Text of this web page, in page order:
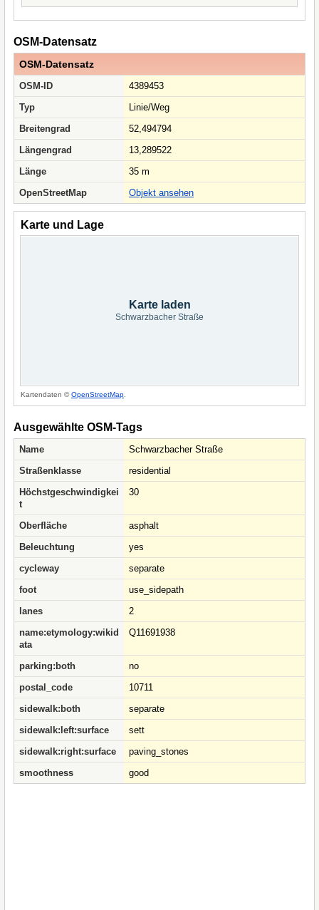
OSM-Datensatz
OSM-Datensatz
OSM-ID
4389453
Typ
Linie/Weg
Breitengrad
52,494794
Längengrad
13,289522
Länge
35 m
OpenStreetMap
Objekt ansehen
Karte und Lage
Karte laden
Schwarzbacher Straße
Kartendaten ©OpenStreetMap
Ausgewählte OSM-Tags
Name
Schwarzbacher Straße
Straßenklasse
residential
Höchstgeschwindigkei
t
30
Oberfläche
asphalt
Beleuchtung
yes
cycleway
separate
foot
use_sidepath
lanes
2
name:etymology:wikid
ata
Q11691938
parking:both
no
postal_code
10711
sidewalk:both
separate
sidewalk:left:surface
sett
sidewalk:right:surface
paving_stones
smoothness
good